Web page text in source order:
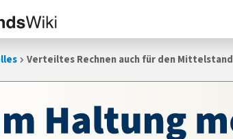
Verteiltes Rechnen auch für den Mittelstand